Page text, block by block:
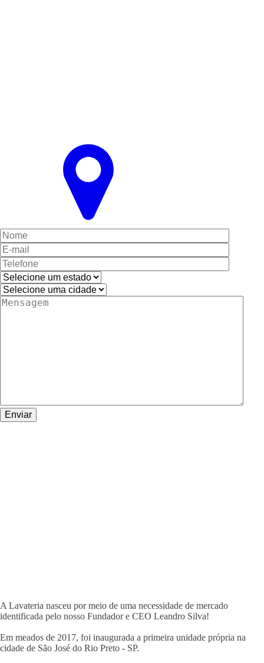
A Lavateria nasceu por meio de uma necessidade de mercado
identificada pelo nosso Fundador e CEO Leandro Silva!
Em meados de 2017, foi inaugurada a primeira unidade própria na
cidade de São José do Rio Preto - SP.